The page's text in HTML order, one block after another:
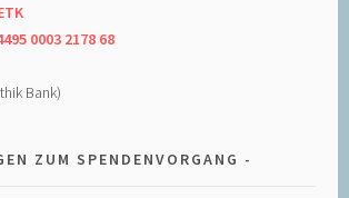
0003 2178 68
Bank)
ZUM SPENDENVORGANG